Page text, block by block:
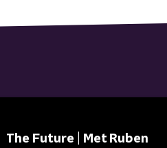
The Future | Met Ruben